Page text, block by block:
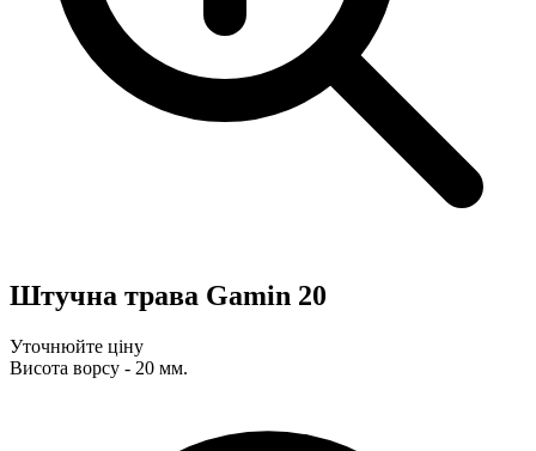
Штучна трава Gamin 20
Уточнюйте ціну
Висота ворсу - 20 мм.